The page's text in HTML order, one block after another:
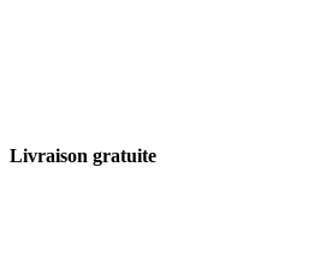
Livraison gratuite